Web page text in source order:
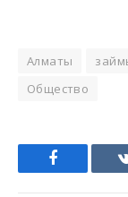
Алматы
Общество
Facebook